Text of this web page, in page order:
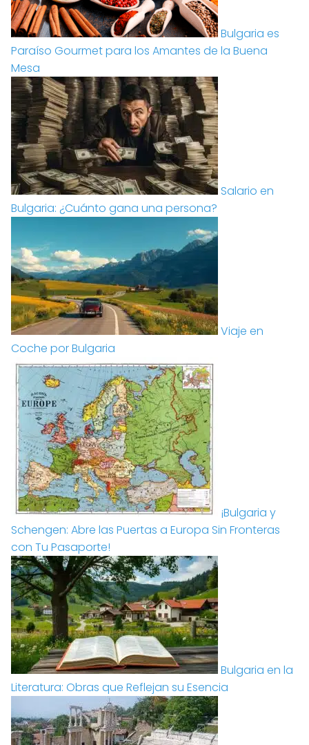
Bulgaria es
Paraíso Gourmet para los Amantes de la Buena
Mesa
Salario en
Bulgaria: ¿Cuánto gana una persona?
Viaje en
Coche por Bulgaria
¡Bulgaria y
Schengen: Abre las Puertas a Europa Sin Fronteras
con Tu Pasaporte!
Bulgaria en la
Literatura: Obras que Reflejan su Esencia